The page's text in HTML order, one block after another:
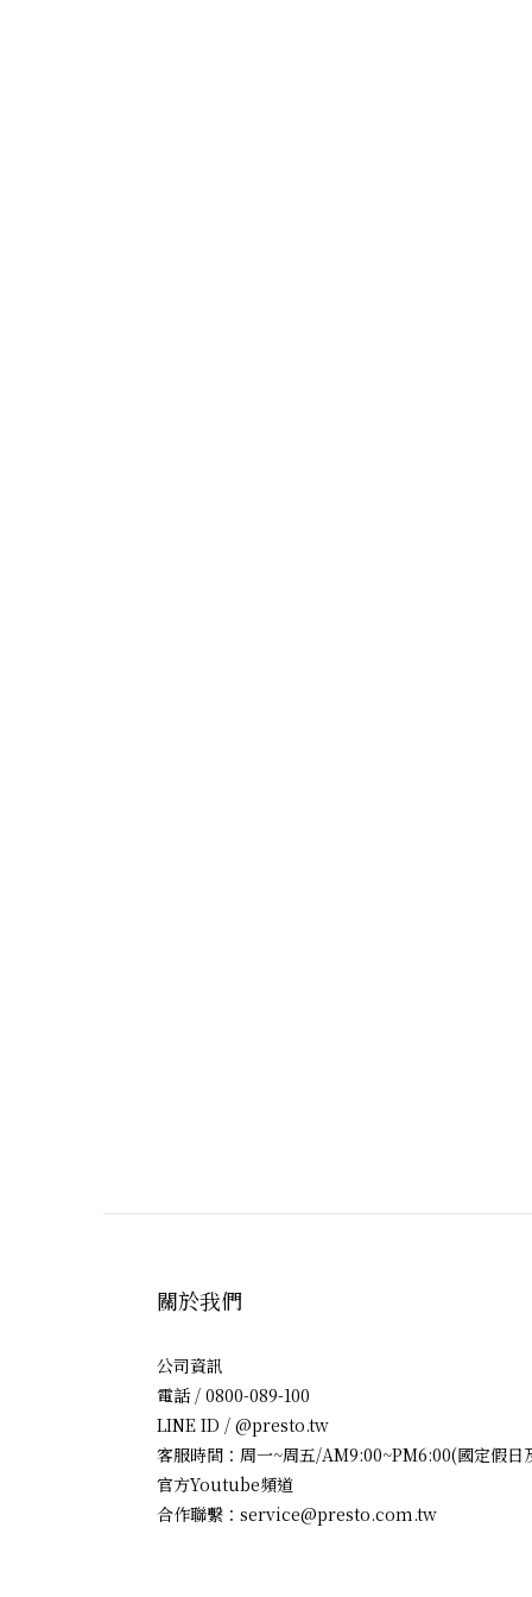
關於我們
公司資訊
電話 / 0800-089-100
LINE ID / @presto.tw
客服時間：周一~周五/AM9:00~PM6:00(國定假日
官方Youtube頻道
合作聯繫：service@presto.com.tw